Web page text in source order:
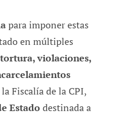
para imponer estas
en múltiples
tortura, violaciones,
Fiscalía de la CPI,
Estado destinada a